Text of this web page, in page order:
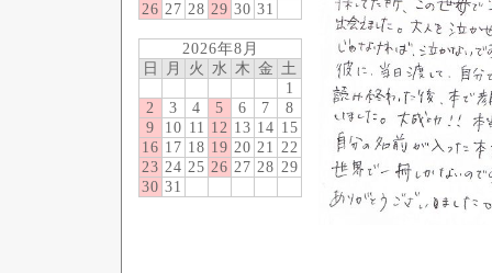
26 27 28 29 30 31
2026年8月
日
月 火 水 木 金 土
1
2
3 4 5 6 7
8
9
10 11 12 13 14 15
16 17 18 19 20 21 22
23 24 25 26 27 28 29
30 31